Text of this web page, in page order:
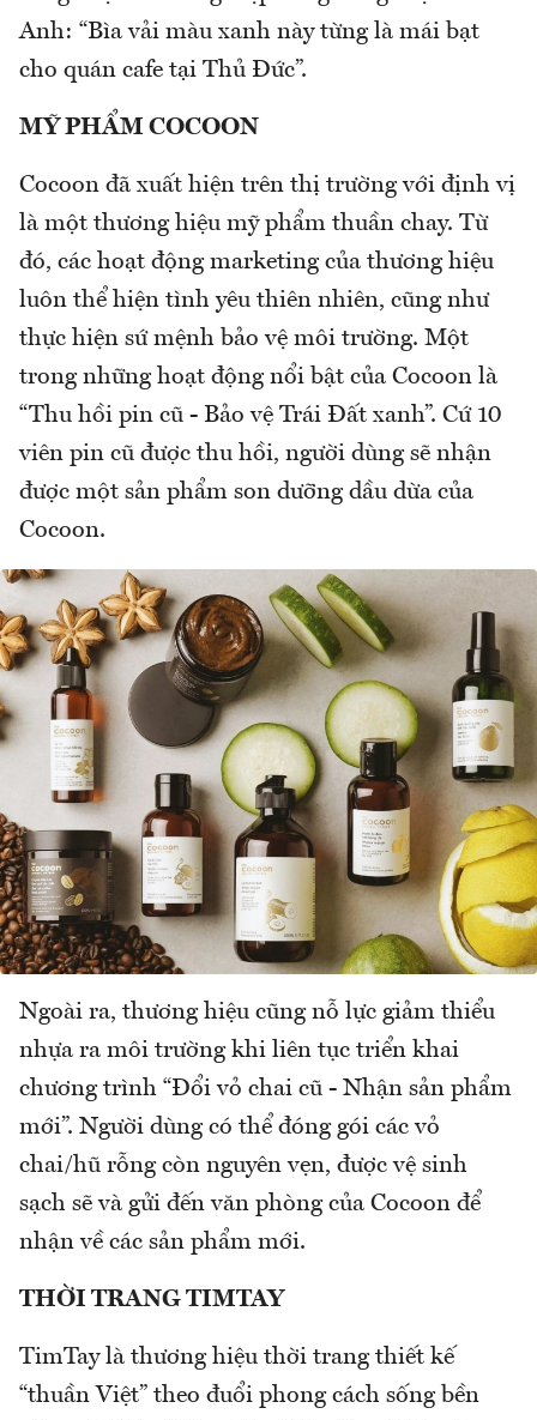
Anh: “Bìa vải màu xanh này từng là mái bạt
cho quán cafe tại Thủ Đức”.
MỸ PHẨM COCOON
Cocoon đã xuất hiện trên thị trường với định vị
là một thương hiệu mỹ phẩm thuần chay. Từ
đó, các hoạt động marketing của thương hiệu
luôn thể hiện tình yêu thiên nhiên, cũng như
thực hiện sứ mệnh bảo vệ môi trường. Một
trong những hoạt động nổi bật của Cocoon là
“Thu hồi pin cũ - Bảo vệ Trái Đất xanh”. Cứ 10
viên pin cũ được thu hồi, người dùng sẽ nhận
được một sản phẩm son dưỡng dầu dừa của
Cocoon.
Ngoài ra, thương hiệu cũng nỗ lực giảm thiểu
nhựa ra môi trường khi liên tục triển khai
chương trình “Đổi vỏ chai cũ - Nhận sản phẩm
mới”. Người dùng có thể đóng gói các vỏ
chai/hũ rỗng còn nguyên vẹn, được vệ sinh
sạch sẽ và gửi đến văn phòng của Cocoon để
nhận về các sản phẩm mới.
THỜI TRANG TIMTAY
TimTay là thương hiệu thời trang thiết kế
“thuần Việt” theo đuổi phong cách sống bền